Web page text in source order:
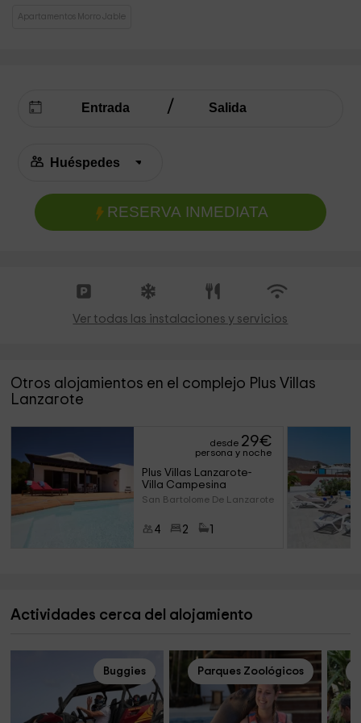
Apartamentos Morro Jable
RESERVA INMEDIATA
Ver todas las instalaciones y servicios
Otros alojamientos en el complejo Plus Villas
Lanzarote
desde 29€
persona y noche
Plus Villas Lanzarote-
Villa Campesina
San Bartolome De Lanzarote (La
4 2
Actividades cerca del alojamiento
Buggies Parques Zoológicos